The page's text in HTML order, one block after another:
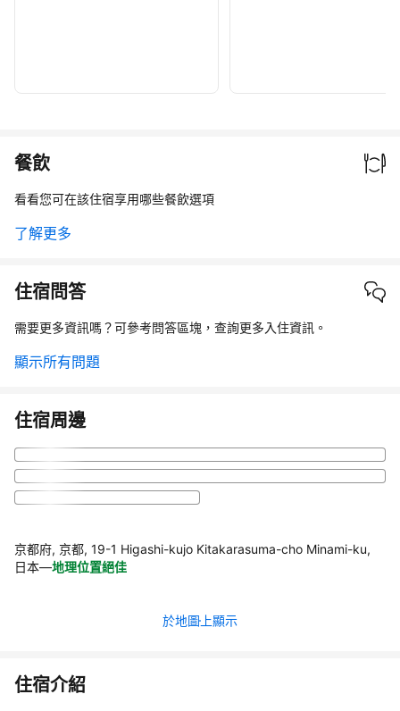
餐飲
看看您可在該住宿享用哪些餐飲選項
了解更多
住宿問答
需要更多資訊嗎？可參考問答區塊，查詢更多入住資訊。
顯示所有問題
住宿周邊
京都府, 京都, 19-1 Higashi-kujo Kitakarasuma-cho Minami-ku,
日本—地理位置絕佳
於地圖上顯示
住宿介紹